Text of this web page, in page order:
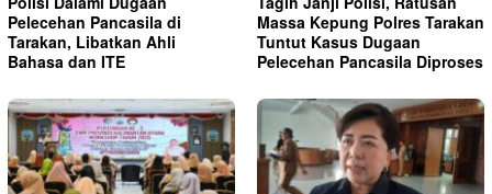
Pelecehan Pancasila di
Tarakan, Libatkan Ahli
Bahasa dan ITE
Massa Kepung Polres Tarakan
Tuntut Kasus Dugaan
Pelecehan Pancasila Diproses